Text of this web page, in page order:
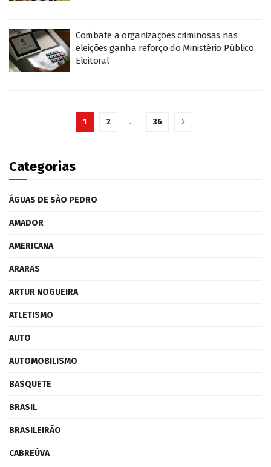
Combate a organizações criminosas nas
eleições ganha reforço do Ministério Público
Eleitoral
1 2 … 36
Categorias
ÁGUAS DE SÃO PEDRO
AMADOR
AMERICANA
ARARAS
ARTUR NOGUEIRA
ATLETISMO
AUTO
AUTOMOBILISMO
BASQUETE
BRASIL
BRASILEIRÃO
CABREÚVA